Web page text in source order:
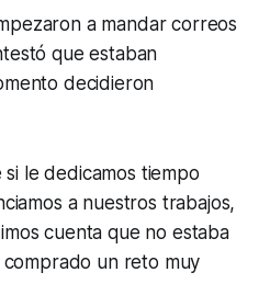
a mandar correos
que estaban
decidieron
si le dedicamos tiempo
a nuestros trabajos,
cuenta que no estaba
comprado un reto muy